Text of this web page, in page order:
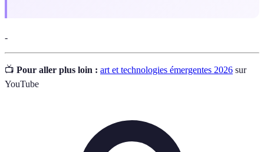
-
📺 Pour aller plus loin : art et technologies émergentes 2026 sur
YouTube